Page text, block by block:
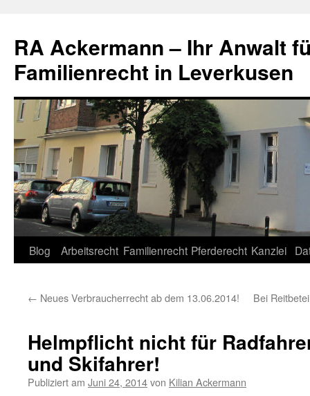
RA Ackermann – Ihr Anwalt
Familienrecht in Leverkusen
Zum
springen
Blog Arbeitsrecht Familienrecht Pferderecht Kanzlei
← Neues Verbraucherrecht ab dem 13.06.2014! Bei
Helmpflicht nicht für
und Skifahrer!
Publiziert am Juni 24, 2014von Kilian Ackermann